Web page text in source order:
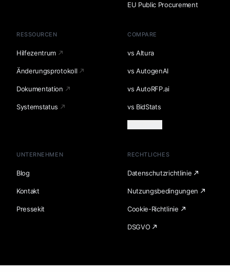
EU Public Procurement
RESSOURCEN
Hilfezentrum
Änderungsprotokoll
Dokumentation
Systemstatus
COMPARE
vs Altura
vs AutogenAI
vs AutoRFP.ai
vs BidStats
UNTERNEHMEN
Blog
Kontakt
Pressekit
RECHTLICHES
Datenschutzrichtlinie
Nutzungsbedingungen
Cookie-Richtlinie
DSGVO